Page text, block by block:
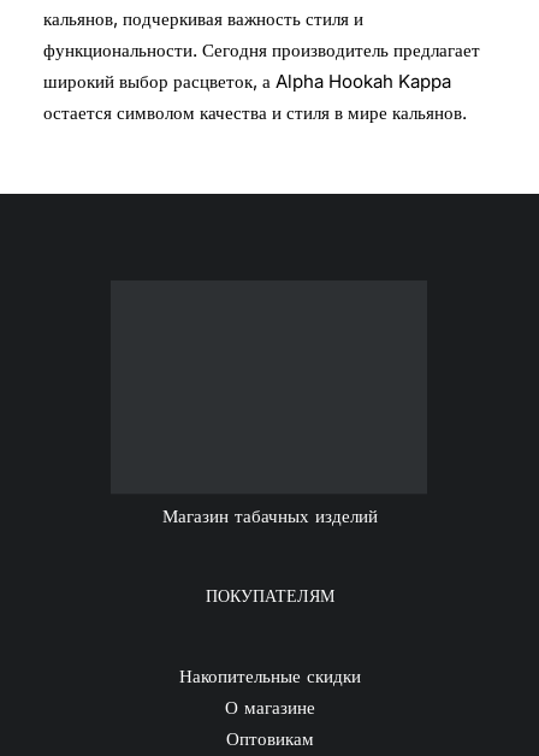
кальянов, подчеркивая важность стиля и
функциональности. Сегодня производитель предлагает
широкий выбор расцветок, а Alpha Hookah Kappa
остается символом качества и стиля в мире кальянов.
Магазин табачных изделий
ПОКУПАТЕЛЯМ
Накопительные скидки
О магазине
Оптовикам